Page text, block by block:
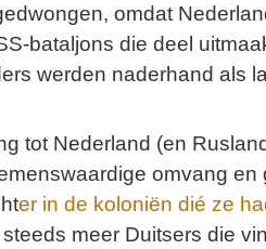
omdat
bataljons die deel
werden naderhand als
Nederland (en
omvang en
er in de koloniën dié ze
meer Duitsers die